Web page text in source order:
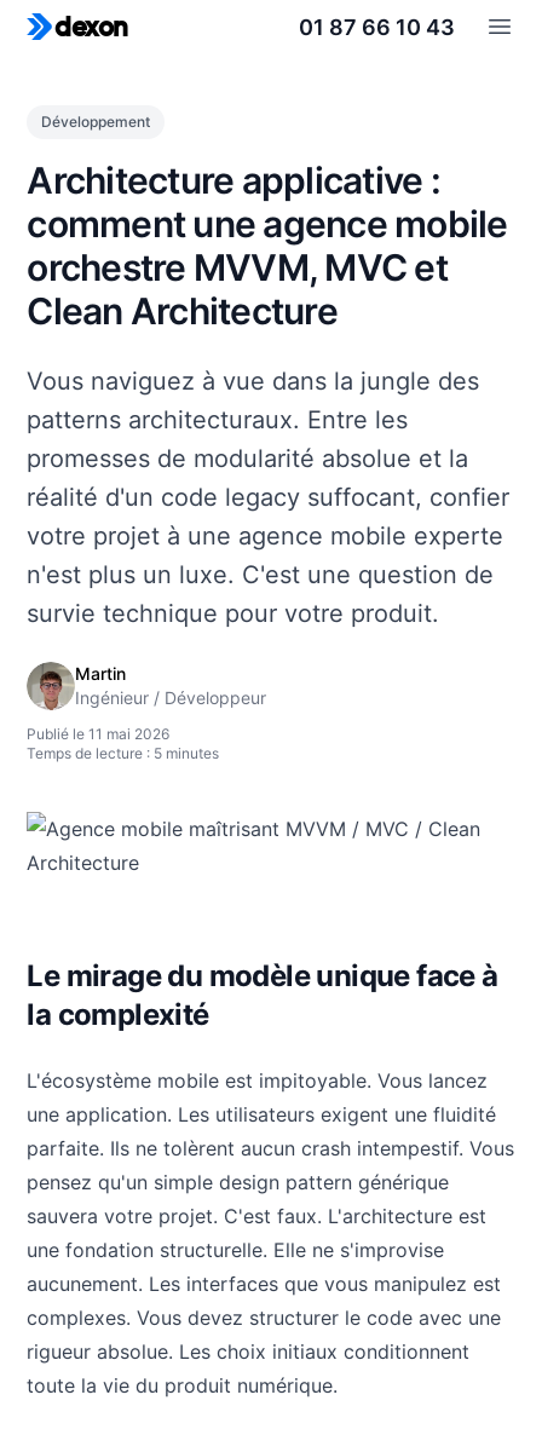
dexon 01 87 66 10 43
Développement
Architecture applicative :
comment une agence mobile
orchestre MVVM, MVC et
Clean Architecture
Vous naviguez à vue dans la jungle des
patterns architecturaux. Entre les
promesses de modularité absolue et la
réalité d'un code legacy suffocant, confier
votre projet à une agence mobile experte
n'est plus un luxe. C'est une question de
survie technique pour votre produit.
Martin
Ingénieur / Développeur
Publié le 11 mai 2026
Temps de lecture : 5 minutes
Le mirage du modèle unique face à
la complexité
L'écosystème mobile est impitoyable. Vous lancez
une application. Les utilisateurs exigent une fluidité
parfaite. Ils ne tolèrent aucun crash intempestif. Vous
pensez qu'un simple design pattern générique
sauvera votre projet. C'est faux. L'architecture est
une fondation structurelle. Elle ne s'improvise
aucunement. Les interfaces que vous manipulez est
complexes. Vous devez structurer le code avec une
rigueur absolue. Les choix initiaux conditionnent
toute la vie du produit numérique.